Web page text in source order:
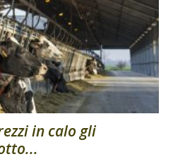
in calo gli